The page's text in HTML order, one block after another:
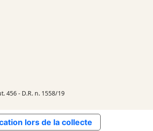
456 - D.R. n. 1558/19
lors de la collecte